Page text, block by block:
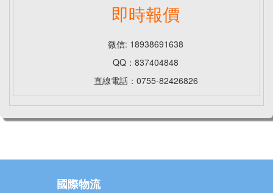
即時報價
微信: 18938691638
QQ：837404848
直線電話：0755-82426826
國際物流